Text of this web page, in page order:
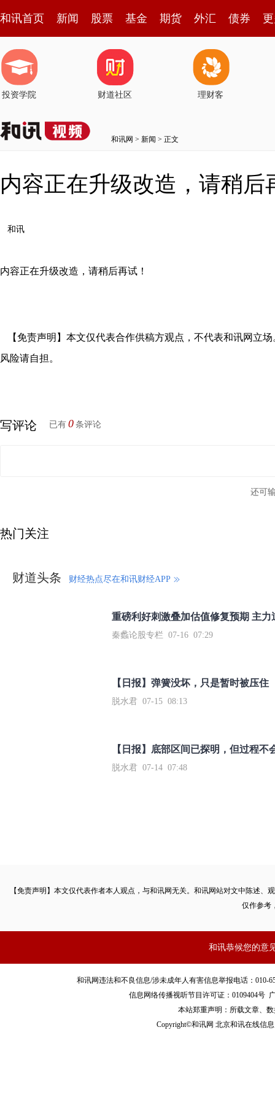
和讯首页 新闻 股票 基金 期货 外汇 债券
投资学院 财道社区 理财客
和讯网 > 新闻 > 正文
内容正在升级改造，请稍后
和讯
内容正在升级改造，请稍后再试！
【免责声明】本文仅代表合作供稿方观点，不代表和讯网立
风险请自担。
写评论 已有 0 条评论
还可
热门关注
财道头条 财经热点尽在和讯财经APP
秦蠡论股专栏 07-16 07:29
【日报】弹簧没坏，只是暂时被压住
脱水君 07-15 08:13
【日报】底部区间已探明，但过程不
脱水君 07-14 07:48
【免责声明】本文仅代表作者本人观点，与和讯网无关。和讯网站对文中陈述
仅作参考
和讯恭候您的意
和讯网违法和不良信息/涉未成年人有害信息举报电话：010-
信息网络传播视听节目许可证：0109404号
本站郑重声明：所载文章、
Copyright©和讯网 北京和讯在线信